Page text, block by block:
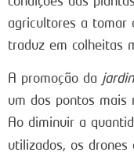
agricultores a tomar
traduz em colheitas
A promoção da
um dos pontos mais
Ao diminuir a
utilizados, os drones